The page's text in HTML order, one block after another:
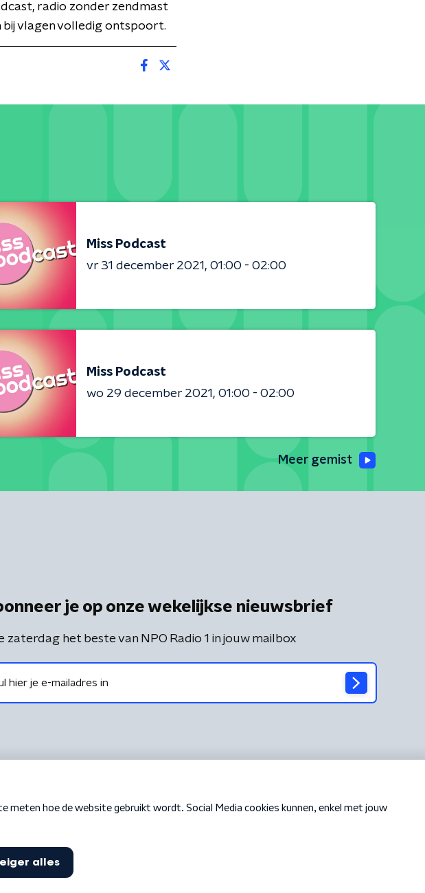
radio zonder zendmast
vlagen volledig ontspoort.
Miss Podcast
vr 31 december 2021
01:00 - 02:00
Miss Podcast
wo 29 december 2021
01:00 - 02:00
Meer gemist
je op onze wekelijkse nieuwsbrief
zaterdag het beste van NPO Radio 1 in jouw mailbox